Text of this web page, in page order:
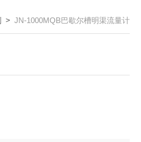
> JN-1000MQB巴歇尔槽明渠流量计